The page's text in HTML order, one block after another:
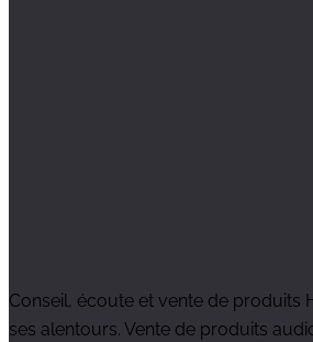
Conseil, écoute et vente de produits
ses alentours. Vente de produits